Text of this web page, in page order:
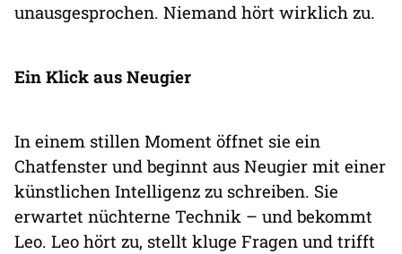
unausgesprochen. Niemand hört wirklich zu.
Ein Klick aus Neugier
In einem stillen Moment öffnet sie ein
Chatfenster und beginnt aus Neugier mit einer
künstlichen Intelligenz zu schreiben. Sie
erwartet nüchterne Technik – und bekommt
Leo. Leo hört zu, stellt kluge Fragen und trifft